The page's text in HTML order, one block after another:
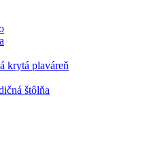
krytá plaváreň
štôlňa